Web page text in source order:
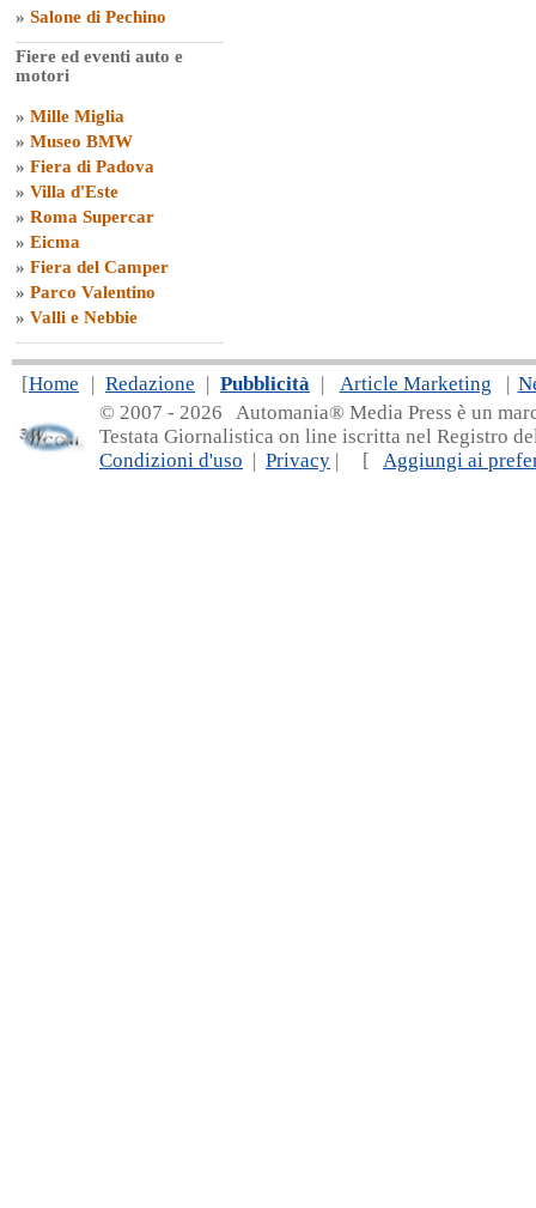
» Salone di Pechino
Fiere ed eventi auto e
motori
» Mille Miglia
» Museo BMW
» Fiera di Padova
» Villa d'Este
» Roma Supercar
» Eicma
» Fiera del Camper
» Parco Valentino
» Valli e Nebbie
[Home | Redazione | Pubblicità | Article Marketing |
© 2007 - 2026 Automania® Media Press è un
Testata Giornalistica on line iscritta nel Registro
Condizioni d'uso | Privacy | [ Aggiungi ai